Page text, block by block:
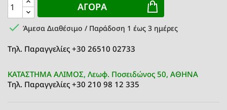
ΑΓΟΡΆ
 Άμεσα Διαθέσιμο / Παράδοση 1 έως 3 ημέρες
Τηλ. Παραγγελίες +30 26510 02733
ΚΑΤΑΣΤΗΜΑ ΑΛΙΜΟΣ, Λεωφ. Ποσειδώνος 50, ΑΘΗΝΑ
Τηλ. Παραγγελίες +30 210 98 12 335